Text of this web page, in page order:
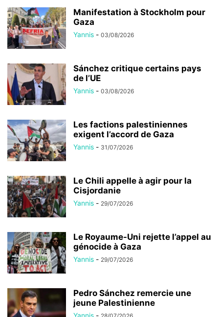
Manifestation à Stockholm pour
Gaza
Yannis - 03/08/2026
Sánchez critique certains pays
de l’UE
Yannis - 03/08/2026
Les factions palestiniennes
exigent l’accord de Gaza
Yannis - 31/07/2026
Le Chili appelle à agir pour la
Cisjordanie
Yannis - 29/07/2026
Le Royaume-Uni rejette l’appel au
génocide à Gaza
Yannis - 29/07/2026
Pedro Sánchez remercie une
jeune Palestinienne
Yannis -